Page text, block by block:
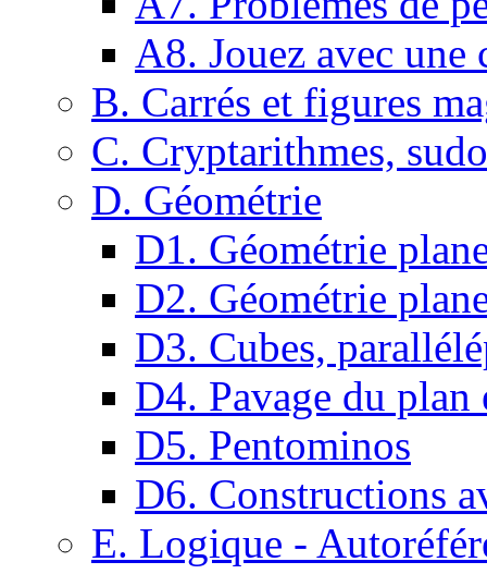
A8. Jouez avec une
B. Carrés et figures
C. Cryptarithmes,
D. Géométrie
D1. Géométrie
D2. Géométrie
D3. Cubes,
D4. Pavage du plan
D5. Pentominos
D6. Constructions
E. Logique -